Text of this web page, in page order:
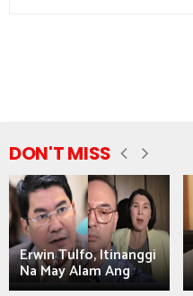
DON'T MISS
Erwin Tulfo, Itinanggi
Na May Alam Ang